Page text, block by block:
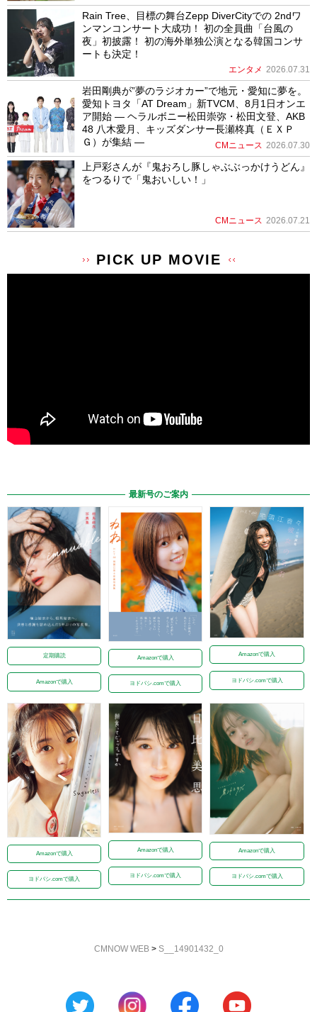
Rain Tree、目標の舞台Zepp DiverCityでの 2ndワ
ンマンコンサート大成功！ 初の全員曲「台風の
夜」初披露！ 初の海外単独公演となる韓国コンサ
ートも決定！
エンタメ 2026.07.31
岩田剛典が”夢のラジオカー”で地元・愛知に夢を。
愛知トヨタ「AT Dream」新TVCM、8月1日オンエ
ア開始 ― ヘラルボニー松田崇弥・松田文登、AKB
48 八木愛月、キッズダンサー長瀬柊真（ＥＸＰ
Ｇ）が集結 ―
CMニュース 2026.07.30
上戸彩さんが『鬼おろし豚しゃぶぶっかけうどん』
をつるりで「鬼おいしい！」
CMニュース 2026.07.21
PICK UP MOVIE
最新号のご案内
定期購読
Amazonで購入
Amazonで購入
ヨドバシ.comで購入
Amazonで購入
ヨドバシ.comで購入
Amazonで購入
ヨドバシ.comで購入
Amazonで購入
ヨドバシ.comで購入
Amazonで購入
ヨドバシ.comで購入
CMNOW WEB> S__14901432_0